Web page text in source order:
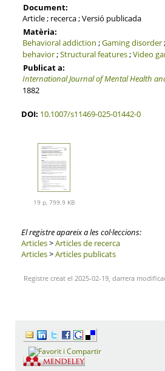
Document:
Article ; recerca ; Versió publicada
Matèria:
Behavioral addiction ;Gaming disorder;
behavior;Structural features;Video
Publicat a:
International Journal of Mental Health
1882
DOI: 10.1007/s11469-025-01442-0
19 p, 799.9 KB
El registre apareix a les col·leccions:
Articles>Articles de recerca
Articles>Articles publicats
Registre creat el 2025-02-19, darrera